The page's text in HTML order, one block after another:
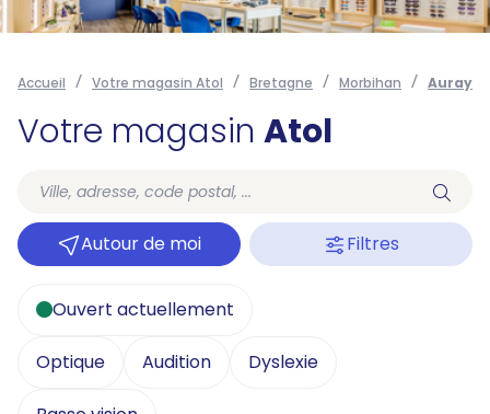
Accueil Votre magasin Atol Bretagne Morbihan Auray
Votre magasin Atol
Autour de moi Filtres
Ouvert actuellement
Optique Audition Dyslexie